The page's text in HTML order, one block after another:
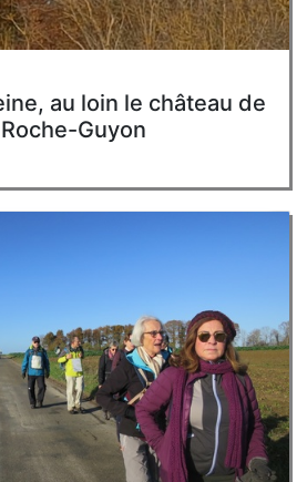
au loin le château de
Guyon